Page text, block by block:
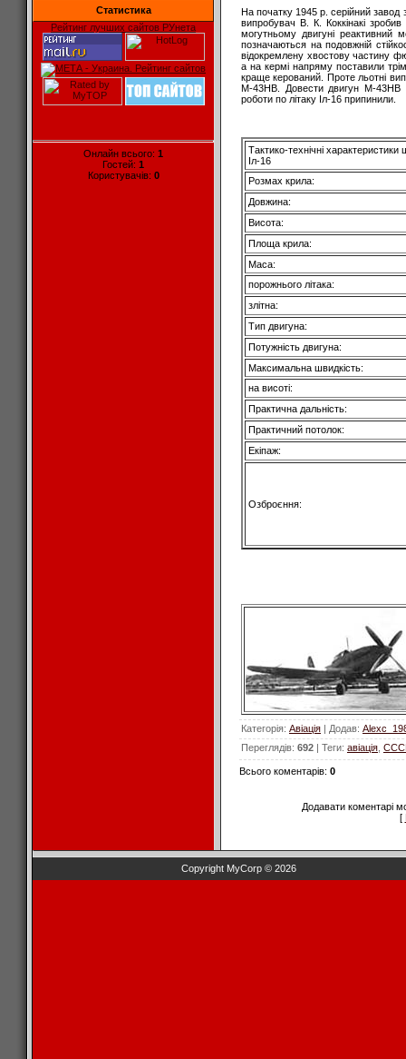
Статистика
Рейтинг лучших сайтов РУнета
Онлайн всього: 1
Гостей: 1
Користувачів: 0
На початку 1945 р. серійний завод
випробувач В. К. Коккінакі
могутньому двигуні реактивний
позначаються на подовжній
відокремлену хвостову частину
а на кермі напряму поставили
краще керований. Проте льотні
М-43НВ. Довести двигун М-43НВ
роботи по літаку Іл-16 припинили.
Tактико-технічні
Іл-16
Розмах крила:
Довжина:
Висота:
Площа крила:
Маса:
порожнього літака:
злітна:
Тип двигуна:
Потужність двигуна:
Максимальна швидкість:
на висоті:
Практична дальність:
Практичний потолок:
Екіпаж:
Озброєння:
Категорія: Авіація | Додав:
Переглядів: 692 | Теги: авіація
Всього коментарів: 0
Додавати коментарі
[
Copyright MyCorp © 2026